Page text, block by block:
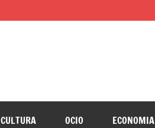
CULTURA OCIO ECONOMIA